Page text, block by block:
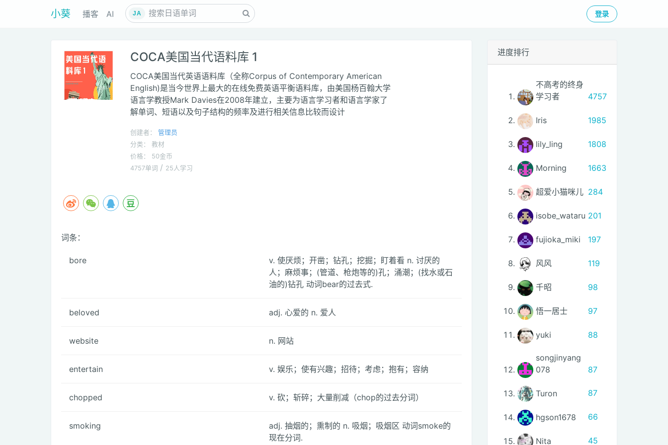
小葵 播客 AI JA 登录
COCA美国当代语料库 1
COCA美国当代英语语料库（全称Corpus of Contemporary American
English)是当今世界上最大的在线免费英语平衡语料库，由美国杨百翰大学
语言学教授Mark Davies在2008年建立，主要为语言学习者和语言学家了
解单词、短语以及句子结构的频率及进行相关信息比较而设计
创建者：管理员
分类： 教材
价格： 50金币
4757单词 / 25人学习
词条：
bore
v. 使厌烦；开凿；钻孔；挖掘；盯着看 n. 讨厌的
人；麻烦事；(管道、枪炮等的)孔；涌潮；(找水或石
油的)钻孔 动词bear的过去式.
beloved adj. 心爱的 n. 爱人
website n. 网站
entertain v. 娱乐；使有兴趣；招待；考虑；抱有；容纳
chopped v. 砍；斩碎；大量削减（chop的过去分词）
smoking
adj. 抽烟的；熏制的 n. 吸烟；吸烟区 动词smoke的
现在分词.
进度排行
不高考的终身
学习者
4757
Iris 1985
lily_ling 1808
Morning 1663
超爱小猫咪儿 284
isobe_wataru 201
fujioka_miki 197
风风 119
千昭 98
悟一居士 97
yuki 88
songjinyang
078
87
Turon 87
hgson1678 66
Nita 45